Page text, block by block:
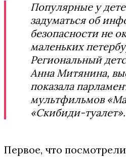
Популярные у
задуматься об
безопасности не
маленьких
Региональный
Анна Митянина,
показала
мультфильмов
«Скибиди-туалет».
Первое, что